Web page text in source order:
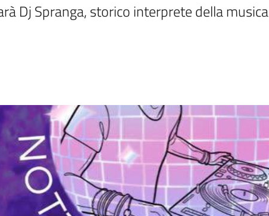
Dj Spranga, storico interprete della musica